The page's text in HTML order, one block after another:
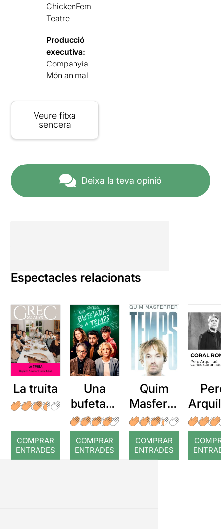
ChickenFem
Teatre
Producció
executiva:
Companyia
Món animal
Veure fitxa
sencera
Deixa la teva opinió
Espectacles relacionats
La truita
COMPRAR
ENTRADES
Una
bufetada
a temps
COMPRAR
ENTRADES
Quim
Masferre
r: Temps
COMPRAR
ENTRADES
: